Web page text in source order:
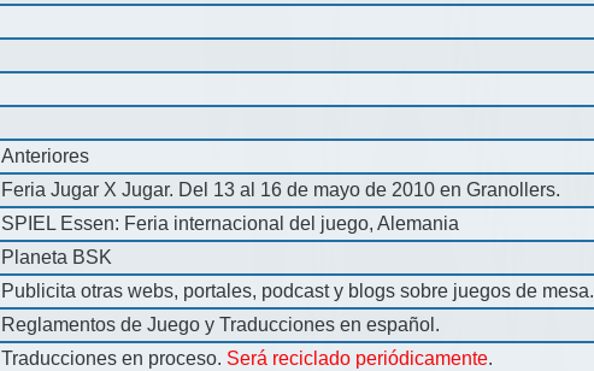
Anteriores
Feria Jugar X Jugar. Del 13 al 16 de mayo de 2010 en Granollers.
SPIEL Essen: Feria internacional del juego, Alemania
Planeta BSK
Publicita otras webs, portales, podcast y blogs sobre juegos de mesa.
Reglamentos de Juego y Traducciones en español.
Traducciones en proceso. Será reciclado periódicamente.